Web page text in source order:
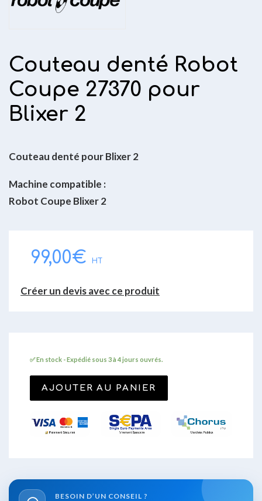
Couteau denté Robot
Coupe 27370 pour
Blixer 2
Couteau denté pour Blixer 2
Machine compatible :
Robot Coupe Blixer 2
99,00€ HT
Créer un devis avec ce produit
✅ En stock - Expédié sous 3 à 4 jours ouvrés.
AJOUTER AU PANIER
BESOIN D’UN CONSEIL ?